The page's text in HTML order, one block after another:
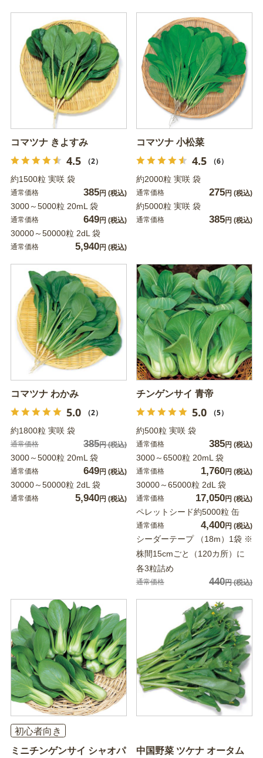
コマツナ きよすみ
4.5 （2）
約1500粒 実咲 袋
通常価格 385円 (税込)
3000～5000粒 20mL 袋
通常価格 649円 (税込)
30000～50000粒 2dL 袋
通常価格 5,940円 (税込)
コマツナ 小松菜
4.5 （6）
約2000粒 実咲 袋
通常価格 275円 (税込)
約5000粒 実咲 袋
通常価格 385円 (税込)
コマツナ わかみ
5.0 （2）
約1800粒 実咲 袋
通常価格 385円(税込)
3000～5000粒 20mL 袋
通常価格 649円 (税込)
30000～50000粒 2dL 袋
通常価格 5,940円 (税込)
チンゲンサイ 青帝
5.0 （5）
約500粒 実咲 袋
通常価格 385円 (税込)
3000～6500粒 20mL 袋
通常価格 1,760円 (税込)
30000～65000粒 2dL 袋
通常価格 17,050円 (税込)
ペレットシード約5000粒 缶
通常価格 4,400円 (税込)
シーダーテープ （18m）1袋 ※
株間15cmごと（120カ所）に
各3粒詰め
通常価格 440円(税込)
初心者向き
ミニチンゲンサイ シャオパ
中国野菜 ツケナ オータム